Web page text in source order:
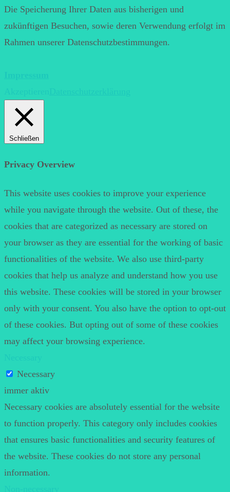
Die Speicherung Ihrer Daten aus bisherigen und
zukünftigen Besuchen, sowie deren Verwendung erfolgt im
Rahmen unserer Datenschutzbestimmungen.
Schließen
Privacy Overview
This website uses cookies to improve your experience
while you navigate through the website. Out of these, the
cookies that are categorized as necessary are stored on
your browser as they are essential for the working of basic
functionalities of the website. We also use third-party
cookies that help us analyze and understand how you use
this website. These cookies will be stored in your browser
only with your consent. You also have the option to opt-out
of these cookies. But opting out of some of these cookies
may affect your browsing experience.
Necessary
immer aktiv
Necessary cookies are absolutely essential for the website
to function properly. This category only includes cookies
that ensures basic functionalities and security features of
the website. These cookies do not store any personal
information.